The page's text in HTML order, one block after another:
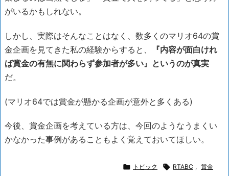
がいるかもしれない。
しかし、実際はそんなことはなく、数多くのマリオ64の賞
金企画を見てきた私の経験からすると、
『内容が面白けれ
ば賞金の有無に関わらず参加者が多い』というのが真実
だ。
(マリオ64では賞金が懸かる企画が意外と多くある)
今後、賞金企画を考えている方は、今回のようなうまくい
かなかった事例があることもよく覚えておいてほしい。
 トピック  RTABC , 賞金